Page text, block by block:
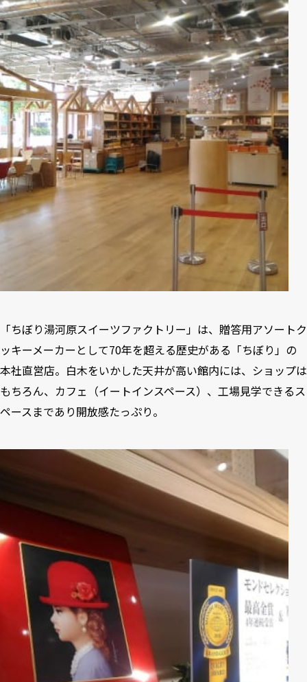
「ちぼり湯河原スイーツファクトリー」は、贈答用アソートク
ッキーメーカーとして70年を超える歴史がある「ちぼり」の
本社直営店。白木をいかした天井が高い館内には、ショップは
もちろん、カフェ（イートインスペース）、工場見学できるス
ペースまであり開放感たっぷり。